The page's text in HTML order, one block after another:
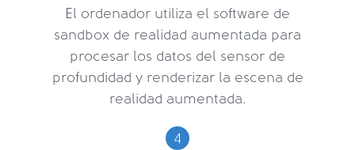
El ordenador utiliza el software de
sandbox de realidad aumentada para
procesar los datos del sensor de
profundidad y renderizar la escena de
realidad aumentada.